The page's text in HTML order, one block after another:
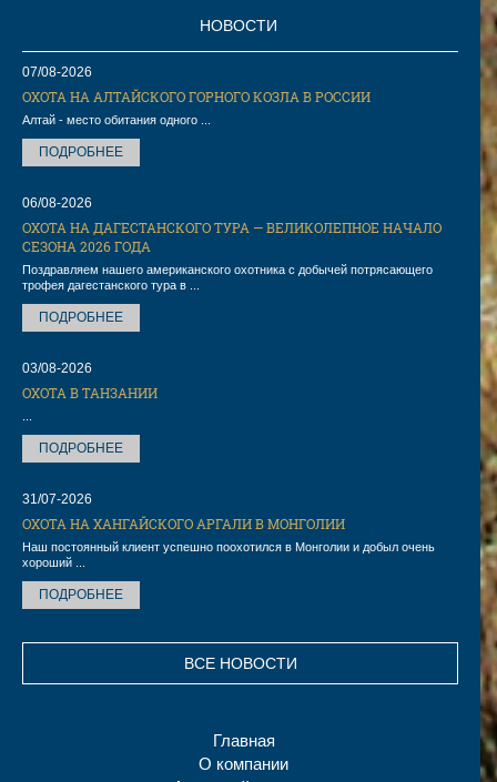
07/08-2026
ОХОТА НА АЛТАЙСКОГО ГОРНОГО КОЗЛА В РОССИИ
Алтай - место обитания одного ...
ПОДРОБНЕЕ
06/08-2026
ОХОТА НА ДАГЕСТАНСКОГО ТУРА — ВЕЛИКОЛЕПНОЕ НАЧАЛО
СЕЗОНА 2026 ГОДА
Поздравляем нашего американского охотника с добычей потрясающего
трофея дагестанского тура в ...
ПОДРОБНЕЕ
03/08-2026
ОХОТА В ТАНЗАНИИ
ПОДРОБНЕЕ
31/07-2026
ОХОТА НА ХАНГАЙСКОГО АРГАЛИ В МОНГОЛИИ
Наш постоянный клиент успешно поохотился в Монголии и добыл очень
хороший ...
ПОДРОБНЕЕ
ВСЕ НОВОСТИ
Главная
О компании